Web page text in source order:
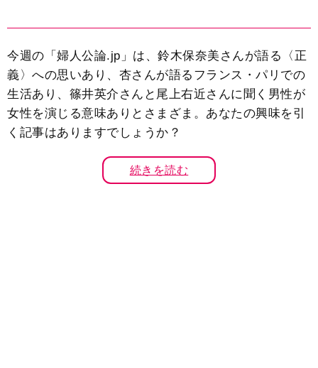
今週の「婦人公論.jp」は、鈴木保奈美さんが語る〈正
義〉への思いあり、杏さんが語るフランス・パリでの
生活あり、篠井英介さんと尾上右近さんに聞く男性が
女性を演じる意味ありとさまざま。あなたの興味を引
く記事はありますでしょうか？
続きを読む